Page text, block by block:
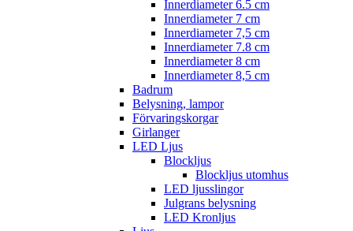
Innerdiameter 6.5 cm
Innerdiameter 7 cm
Innerdiameter 7,5 cm
Innerdiameter 7.8 cm
Innerdiameter 8 cm
Innerdiameter 8,5 cm
Badrum
Belysning, lampor
Förvaringskorgar
Girlanger
LED Ljus
Blockljus
Blockljus utomhus
LED ljusslingor
Julgrans belysning
LED Kronljus